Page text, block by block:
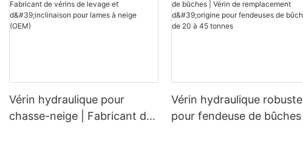
Vérin hydraulique pour
chasse-neige | Fabricant de
Vérin hydraulique robuste
pour fendeuse de bûches |